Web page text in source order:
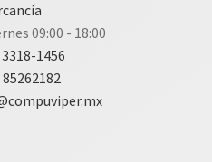
09:00 - 18:00
1456